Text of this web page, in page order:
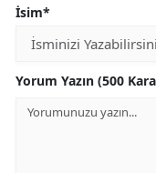
İsim*
Yorum Yazın (500